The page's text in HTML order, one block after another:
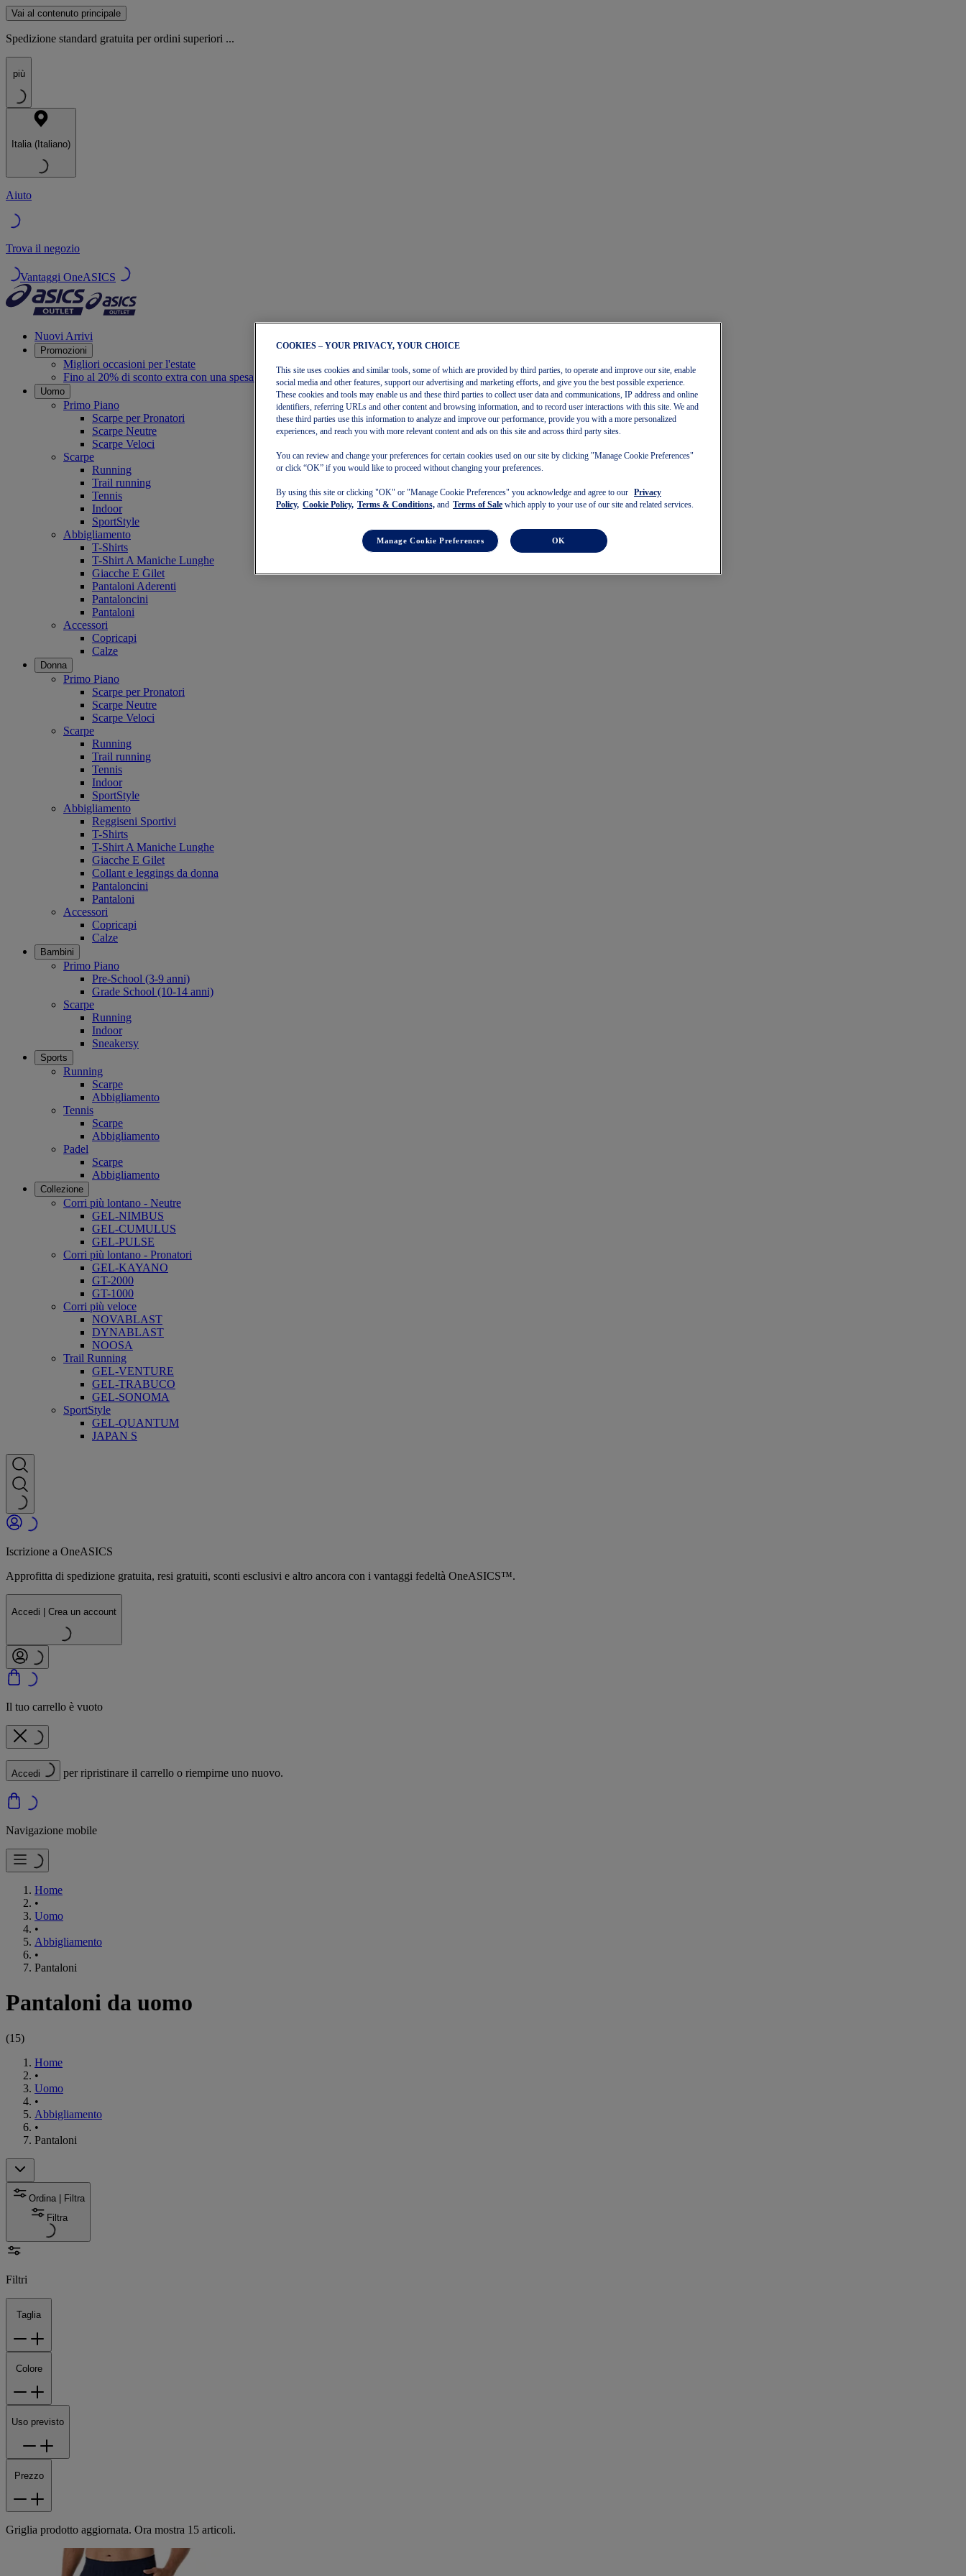
Vai al contenuto principale
Spedizione standard gratuita per ordini superiori ...
più
Italia (Italiano)
Aiuto
Trova il negozio
Vantaggi OneASICS
Nuovi Arrivi
Promozioni
Migliori occasioni per l'estate
Fino al 20% di sconto extra con una spesa minima di 30 €
Uomo
Primo Piano
Scarpe per Pronatori
Scarpe Neutre
Scarpe Veloci
Scarpe
Running
Trail running
Tennis
Indoor
SportStyle
Abbigliamento
T-Shirts
T-Shirt A Maniche Lunghe
Giacche E Gilet
Pantaloni Aderenti
Pantaloncini
Pantaloni
Accessori
Copricapi
Calze
Donna
Primo Piano
Scarpe per Pronatori
Scarpe Neutre
Scarpe Veloci
Scarpe
Running
Trail running
Tennis
Indoor
SportStyle
Abbigliamento
Reggiseni Sportivi
T-Shirts
T-Shirt A Maniche Lunghe
Giacche E Gilet
Collant e leggings da donna
Pantaloncini
Pantaloni
Accessori
Copricapi
Calze
Bambini
Primo Piano
Pre-School (3-9 anni)
Grade School (10-14 anni)
Scarpe
Running
Indoor
Sneakersy
Sports
Running
Scarpe
Abbigliamento
Tennis
Scarpe
Abbigliamento
Padel
Scarpe
Abbigliamento
Collezione
Corri più lontano - Neutre
GEL-NIMBUS
GEL-CUMULUS
GEL-PULSE
Corri più lontano - Pronatori
GEL-KAYANO
GT-2000
GT-1000
Corri più veloce
NOVABLAST
DYNABLAST
NOOSA
Trail Running
GEL-VENTURE
GEL-TRABUCO
GEL-SONOMA
SportStyle
GEL-QUANTUM
JAPAN S
Iscrizione a OneASICS
Approfitta di spedizione gratuita, resi gratuiti, sconti esclusivi e altro ancora con i vantaggi fedeltà OneASICS™.
Accedi | Crea un account
Il tuo carrello è vuoto
Accedi per ripristinare il carrello o riempirne uno nuovo.
Navigazione mobile
Home
•
Uomo
•
Abbigliamento
•
Pantaloni
Pantaloni da uomo
(15)
Home
•
Uomo
•
Abbigliamento
•
Pantaloni
Ordina | Filtra
Filtra
Filtri
Taglia
Colore
Uso previsto
Prezzo
Griglia prodotto aggiornata. Ora mostra 15 articoli.
COOKIES – YOUR PRIVACY, YOUR CHOICE
This site uses cookies and similar tools, some of which are provided by third parties, to operate and improve our site, enable
social media and other features, support our advertising and marketing efforts, and give you the best possible experience.
These cookies and tools may enable us and these third parties to collect user data and communications, IP address and online
identifiers, referring URLs and other content and browsing information, and to record user interactions with this site. We and
these third parties use this information to analyze and improve our performance, provide you with a more personalized
experiences, and reach you with more relevant content and ads on this site and across third party sites.
You can review and change your preferences for certain cookies used on our site by clicking "Manage Cookie Preferences"
or click “OK” if you would like to proceed without changing your preferences.
By using this site or clicking "OK" or "Manage Cookie Preferences" you acknowledge and agree to our
Privacy
Policy, Cookie Policy, Terms & Conditions, and Terms of Sale which apply to your use of our site and related services.
Manage Cookie Preferences OK